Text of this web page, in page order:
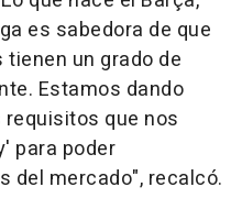
es sabedora de que
un grado de
Estamos dando
que nos
para poder
del mercado", recalcó.